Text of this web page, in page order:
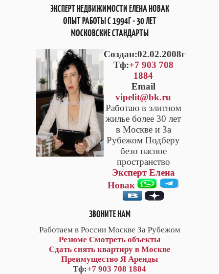
ЭКСПЕРТ НЕДВИЖИМОСТИ ЕЛЕНА НОВАК
ОПЫТ РАБОТЫ С 1994Г - 30 ЛЕТ
МОСКОВСКИЕ СТАНДАРТЫ
Cоздан:02.02.2008г
Тф:+7 903 708
1884
Email
vipelit@bk.ru
Работаю в элитном
жилье более 30 лет
в Москве и За
Рубежом Подберу
безо пасное
пространство
Эксперт Елена
Новак
ЗВОНИТЕ НАМ
Работаем в России Москве За Рубежом
Резюме Смотреть объекты
Сдать снять квартиру в Москве
Преимущество Я Аренды
Тф:+7 903 708 1884